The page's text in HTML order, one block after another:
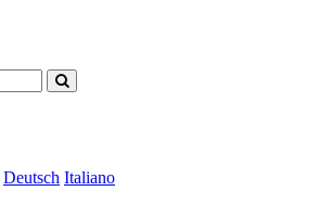
Deutsch Italiano